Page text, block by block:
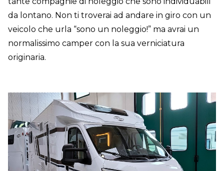
da lontano. Non ti troverai ad andare in giro con un
veicolo che urla “sono un noleggio!” ma avrai un
normalissimo camper con la sua verniciatura
originaria.